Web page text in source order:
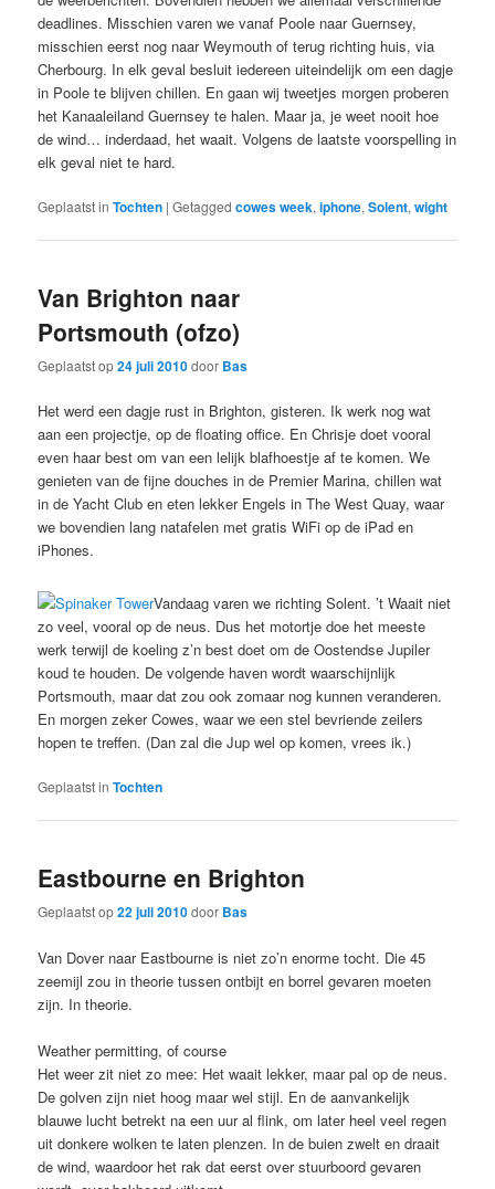
deadlines. Misschien varen we vanaf Poole naar Guernsey,
misschien eerst nog naar Weymouth of terug richting huis, via
Cherbourg. In elk geval besluit iedereen uiteindelijk om een dagje
in Poole te blijven chillen. En gaan wij tweetjes morgen proberen
het Kanaaleiland Guernsey te halen. Maar ja, je weet nooit hoe
de wind… inderdaad, het waait. Volgens de laatste voorspelling in
elk geval niet te hard.
Geplaatst in Tochten |Getagged cowes week,iphone,Solent,wight
Van Brighton naar
Portsmouth (ofzo)
Geplaatst op24 juli 2010door Bas
Het werd een dagje rust in Brighton, gisteren. Ik werk nog wat
aan een projectje, op de floating office. En Chrisje doet vooral
even haar best om van een lelijk blafhoestje af te komen. We
genieten van de fijne douches in de Premier Marina, chillen wat
in de Yacht Club en eten lekker Engels in The West Quay, waar
we bovendien lang natafelen met gratis WiFi op de iPad en
iPhones.
Vandaag varen we richting Solent. ’t Waait niet
zo veel, vooral op de neus. Dus het motortje doe het meeste
werk terwijl de koeling z’n best doet om de Oostendse Jupiler
koud te houden. De volgende haven wordt waarschijnlijk
Portsmouth, maar dat zou ook zomaar nog kunnen veranderen.
En morgen zeker Cowes, waar we een stel bevriende zeilers
hopen te treffen. (Dan zal die Jup wel op komen, vrees ik.)
Geplaatst in Tochten
Eastbourne en Brighton
Geplaatst op22 juli 2010door Bas
Van Dover naar Eastbourne is niet zo’n enorme tocht. Die 45
zeemijl zou in theorie tussen ontbijt en borrel gevaren moeten
zijn. In theorie.
Weather permitting, of course
Het weer zit niet zo mee: Het waait lekker, maar pal op de neus.
De golven zijn niet hoog maar wel stijl. En de aanvankelijk
blauwe lucht betrekt na een uur al flink, om later heel veel regen
uit donkere wolken te laten plenzen. In de buien zwelt en draait
de wind, waardoor het rak dat eerst over stuurboord gevaren